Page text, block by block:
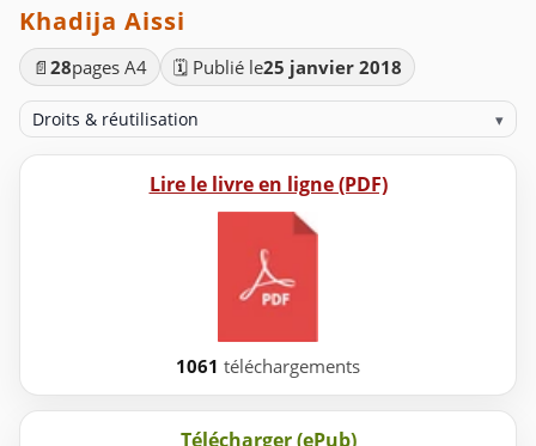
Khadija Aissi
📄 28pages A4 🗓️ Publié le25 janvier 2018
Droits & réutilisation ▾
Lire le livre en ligne (PDF)
1061 téléchargements
Télécharger (ePub)